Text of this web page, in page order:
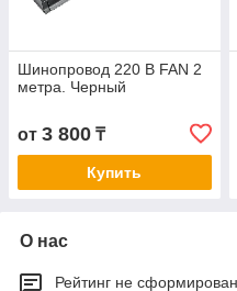
Шинопровод 220 В FAN 2
метра. Черный
от 3 800 ₸
Купить
О нас
Рейтинг не сформирован